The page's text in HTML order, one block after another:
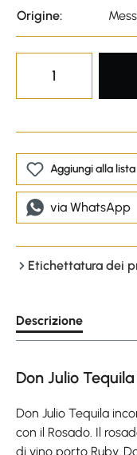
Origine:
Aggiungi alla
via WhatsApp
Etichettatura dei
Descrizione
Don Julio
Don Julio Tequila
con il Rosado. Il
di vino porto Ruby.